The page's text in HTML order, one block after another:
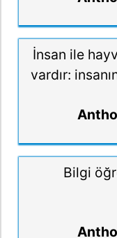
İnsan ile
vardır:
Bilgi